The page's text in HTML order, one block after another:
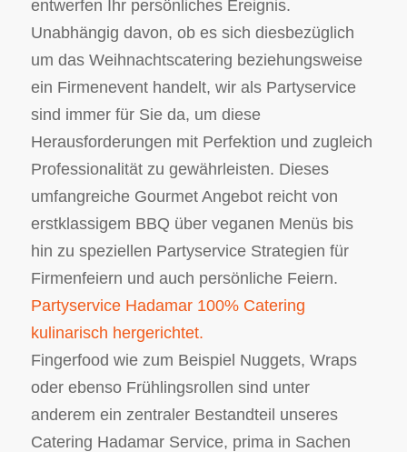
entwerfen Ihr persönliches Ereignis.
Unabhängig davon, ob es sich diesbezüglich
um das Weihnachtscatering beziehungsweise
ein Firmenevent handelt, wir als Partyservice
sind immer für Sie da, um diese
Herausforderungen mit Perfektion und zugleich
Professionalität zu gewährleisten. Dieses
umfangreiche Gourmet Angebot reicht von
erstklassigem BBQ über veganen Menüs bis
hin zu speziellen Partyservice Strategien für
Firmenfeiern und auch persönliche Feiern.
Partyservice Hadamar 100% Catering
kulinarisch hergerichtet.
Fingerfood wie zum Beispiel Nuggets, Wraps
oder ebenso Frühlingsrollen sind unter
anderem ein zentraler Bestandteil unseres
Catering Hadamar Service, prima in Sachen